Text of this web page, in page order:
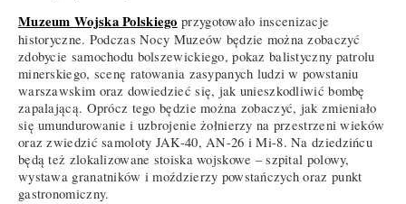
Muzeum Wojska Polskiego przygotowało inscenizacje
historyczne. Podczas Nocy Muzeów będzie można zobaczyć
zdobycie samochodu bolszewickiego, pokaz balistyczny patrolu
minerskiego, scenę ratowania zasypanych ludzi w powstaniu
warszawskim oraz dowiedzieć się, jak unieszkodliwić bombę
zapalającą. Oprócz tego będzie można zobaczyć, jak zmieniało
się umundurowanie i uzbrojenie żołnierzy na przestrzeni wieków
oraz zwiedzić samoloty JAK-40, AN-26 i Mi-8. Na dziedzińcu
będą też zlokalizowane stoiska wojskowe – szpital polowy,
wystawa granatników i moździerzy powstańczych oraz punkt
gastronomiczny.